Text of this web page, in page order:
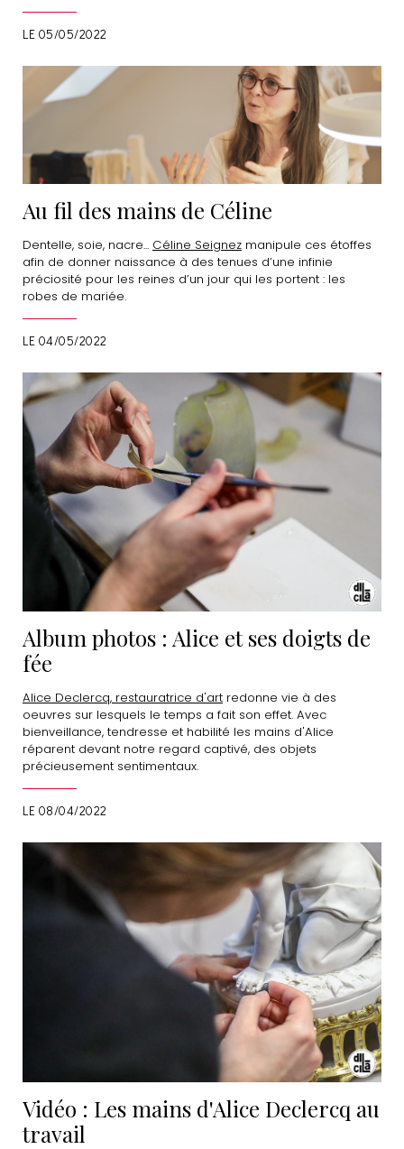
LE 05/05/2022
Au fil des mains de Céline
LE 04/05/2022
Dentelle, soie, nacre... Céline Seignez manipule ces étoffes
afin de donner naissance à des tenues d’une infinie
préciosité pour les reines d’un jour qui les portent : les
robes de mariée.
Album photos : Alice et ses doigts de
fée
LE 08/04/2022
Alice Declercq, restauratrice d'art redonne vie à des
oeuvres sur lesquels le temps a fait son effet. Avec
bienveillance, tendresse et habilité les mains d'Alice
réparent devant notre regard captivé, des objets
précieusement sentimentaux.
Vidéo : Les mains d'Alice Declercq au
travail